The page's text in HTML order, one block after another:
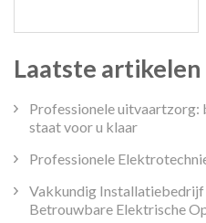
Laatste artikelen
Professionele uitvaartzorg:
staat voor u klaar
Professionele
Vakkundig
Betrouwbare Elektrische